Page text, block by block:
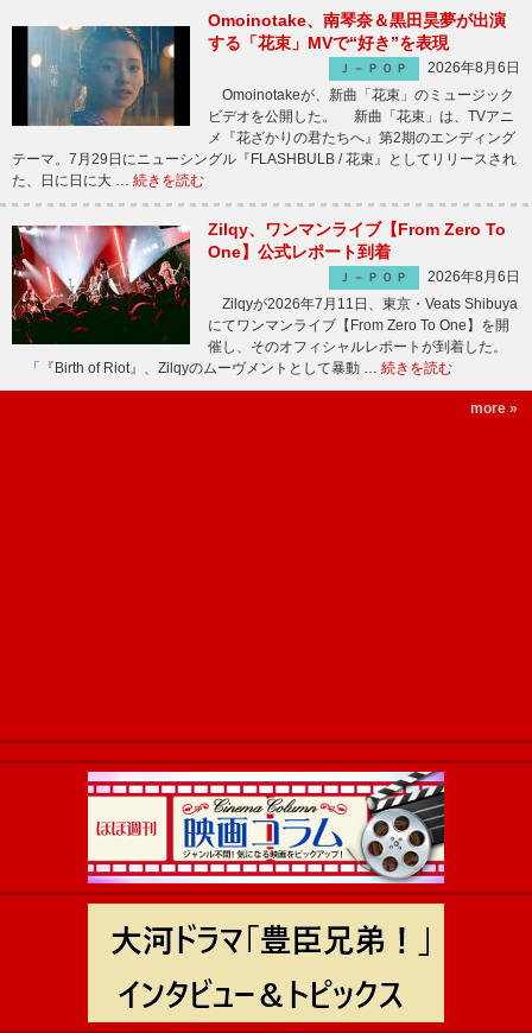
Omoinotake、南琴奈＆黒田昊夢が出演
する「花束」MVで“好き”を表現
Ｊ－ＰＯＰ
2026年8月6日
Omoinotakeが、新曲「花束」のミュージック
ビデオを公開した。 新曲「花束」は、TVアニ
メ『花ざかりの君たちへ』第2期のエンディング
テーマ。7月29日にニューシングル『FLASHBULB / 花束』としてリリースされ
た、日に日に大 … 続きを読む
Zilqy、ワンマンライブ【From Zero To
One】公式レポート到着
Ｊ－ＰＯＰ
2026年8月6日
Zilqyが2026年7月11日、東京・Veats Shibuya
にてワンマンライブ【From Zero To One】を開
催し、そのオフィシャルレポートが到着した。
「『Birth of Riot』、Zilqyのムーヴメントとして暴動 … 続きを読む
more »